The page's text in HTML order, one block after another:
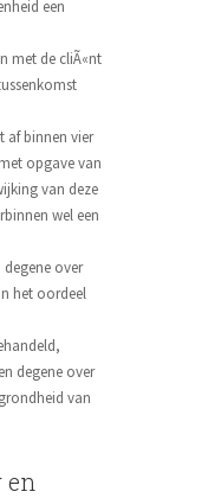
een
met de cliÃ«nt
af binnen vier
opgave van
van deze
wel een
over
het oordeel
degene over
van